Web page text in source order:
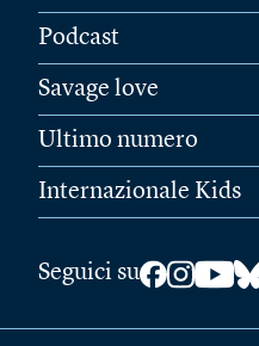
Podcast
Savage love
Ultimo numero
Internazionale Kids
Seguici su